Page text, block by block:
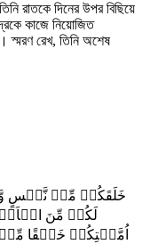
রাতকে দিনের উপর বিছিয়ে
কাজে নিয়োজিত
স্মরণ রেখ, তিনি অশেষ
خَلَقَکُمۡ مِّنۡ نَّفۡسٍ
لَکُمۡ مِّنَ
اُمَّہٰتِکُمۡ خَلۡقًا